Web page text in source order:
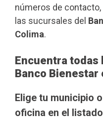
números de
las sucursales del
Colima.
Encuentra todas
Banco Bienestar
Elige tu municipio
oficina en el